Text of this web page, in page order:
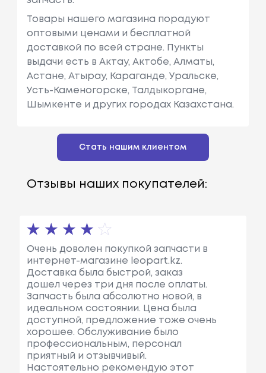
Товары нашего магазина порадуют
оптовыми ценами и бесплатной
доставкой по всей стране. Пункты
выдачи есть в Актау, Актобе, Алматы,
Астане, Атырау, Караганде, Уральске,
Усть-Каменогорске, Талдыкоргане,
Шымкенте и других городах Казахстана.
Стать нашим клиентом
Отзывы наших покупателей:
Очень доволен покупкой запчасти в
интернет-магазине leopart.kz.
Доставка была быстрой, заказ
дошел через три дня после оплаты.
Запчасть была абсолютно новой, в
идеальном состоянии. Цена была
доступной, предложение тоже очень
хорошее. Обслуживание было
профессиональным, персонал
приятный и отзывчивый.
Настоятельно рекомендую этот